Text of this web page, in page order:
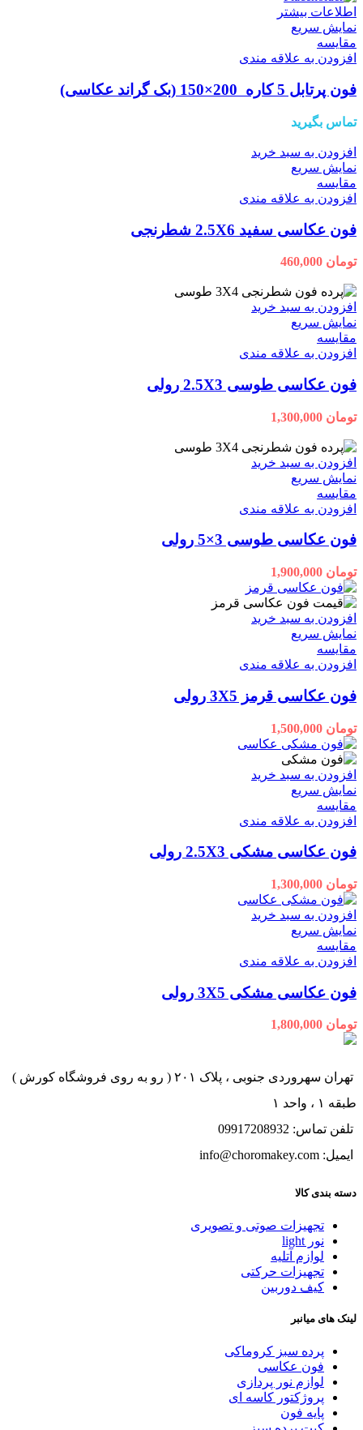
اطلاعات بیشتر
نمایش سریع
مقايسه
افزودن به علاقه مندی
فون پرتابل 5 کاره 200×150 (بک گراند عکاسی)
تماس بگیرید
افزودن به سبد خرید
نمایش سریع
مقايسه
افزودن به علاقه مندی
فون عکاسی سفید 2.5X6 شطرنجی
تومان
افزودن به سبد خرید
نمایش سریع
مقايسه
افزودن به علاقه مندی
فون عکاسی طوسی 2.5X3 رولی
تومان
افزودن به سبد خرید
نمایش سریع
مقايسه
افزودن به علاقه مندی
فون عکاسی طوسی 3×5 رولی
تومان
افزودن به سبد خرید
نمایش سریع
مقايسه
افزودن به علاقه مندی
فون عکاسی قرمز 3X5 رولی
تومان
افزودن به سبد خرید
نمایش سریع
مقايسه
افزودن به علاقه مندی
فون عکاسی مشکی 2.5X3 رولی
تومان
افزودن به سبد خرید
نمایش سریع
مقايسه
افزودن به علاقه مندی
فون عکاسی مشکی 3X5 رولی
تومان
تهران سهروردی جنوبی ، پلاک ۲۰۱ ( رو به روی فروشگاه کورش )
طبقه ۱ ، واحد ۱
تلفن تماس: 09917208932
ایمیل: info@choromakey.com
دسته بندی کالا
تجهیزات صوتی و تصویری
نور light
لوازم آتلیه
تجهیزات حرکتی
کیف دوربین
لینک های میانبر
پرده سبز کروماکی
فون عکاسی
لوازم نور پردازی
پروژکتور کاسه ای
پایه فون